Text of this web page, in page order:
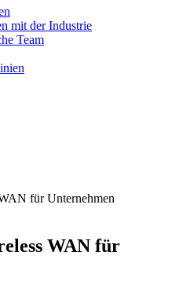
mit der Industrie
Team
für Unternehmen
WAN für